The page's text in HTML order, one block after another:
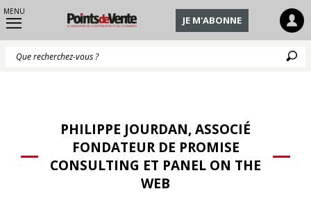
MENU
JE M'ABONNE
PHILIPPE JOURDAN, ASSOCIÉ
FONDATEUR DE PROMISE
CONSULTING ET PANEL ON THE
WEB